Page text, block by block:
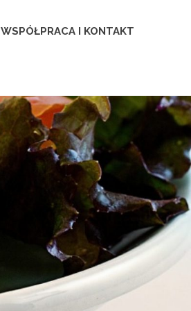
WSPÓŁPRACA I KONTAKT